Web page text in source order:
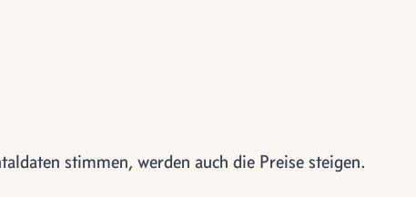
stimmen, werden auch die Preise steigen.